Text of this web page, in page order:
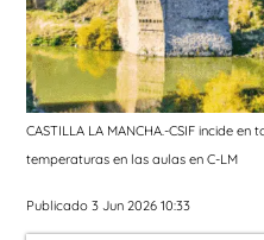
CASTILLA LA MANCHA.-CSIF incide
temperaturas en las aulas en C-LM
Publicado 3 Jun 2026 10:33